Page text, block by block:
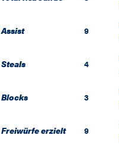
Assist 9
Steals 4
Blocks 3
Freiwürfe erzielt 9